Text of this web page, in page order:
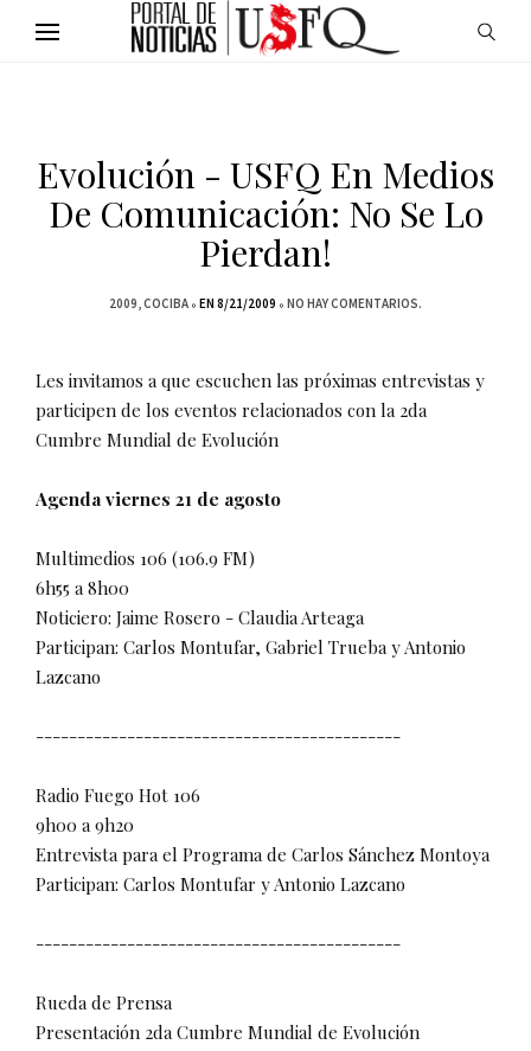
Evolución - USFQ En Medios
De Comunicación: No Se Lo
Pierdan!
2009 COCIBA EN 8/21/2009 NO HAY COMENTARIOS.
Les invitamos a que escuchen las próximas entrevistas y
participen de los eventos relacionados con la 2da
Cumbre Mundial de Evolución
Agenda viernes 21 de agosto
Multimedios 106 (106.9 FM)
6h55 a 8h00
Noticiero: Jaime Rosero - Claudia Arteaga
Participan: Carlos Montufar, Gabriel Trueba y Antonio
Lazcano
--------------------------------------------
Radio Fuego Hot 106
9h00 a 9h20
Entrevista para el Programa de Carlos Sánchez Montoya
Participan: Carlos Montufar y Antonio Lazcano
--------------------------------------------
Rueda de Prensa
Presentación 2da Cumbre Mundial de Evolución